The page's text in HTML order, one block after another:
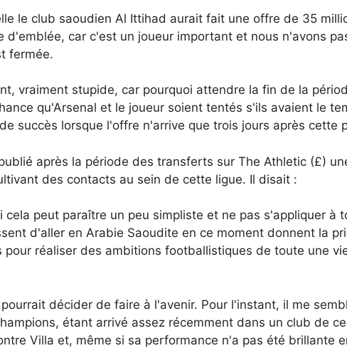
le club saoudien Al Ittihad aurait fait une offre de 35
car c'est un joueur important et nous n'avons
fermée.
vraiment stupide, car pourquoi attendre la fin de la
qu'Arsenal et le joueur soient tentés s'ils avaient le
succès lorsque l'offre n'arrive que trois jours après cette
après la période des transferts sur The Athletic (£)
des contacts au sein de cette ligue. Il disait :
peut paraître un peu simpliste et ne pas s'appliquer à
d'aller en Arabie Saoudite en ce moment donnent la
réaliser des ambitions footballistiques de toute une
décider de faire à l'avenir. Pour l'instant, il me
étant arrivé assez récemment dans un club de
Villa et, même si sa performance n'a pas été brillante